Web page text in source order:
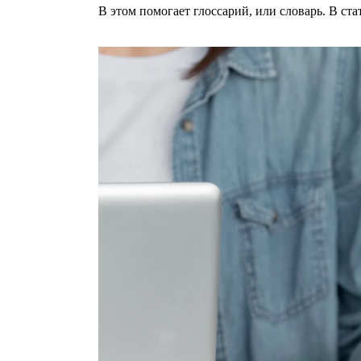
В этом помогает глоссарий, или словарь. В